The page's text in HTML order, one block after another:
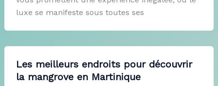
luxe se manifeste sous toutes ses
Les meilleurs endroits pour découvrir
la mangrove en Martinique